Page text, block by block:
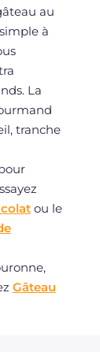
au
à
La
tranche
ou le
Gâteau